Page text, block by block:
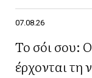
07.08.26
Το σόι σου:
έρχονται τη